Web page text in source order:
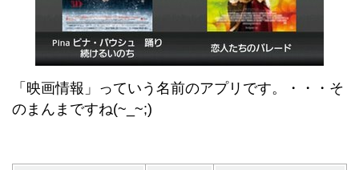
「映画情報」っていう名前のアプリです。・・・そ
のまんまですね(~_~;)